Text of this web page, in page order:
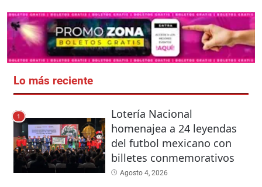
Lo más reciente
1
Lotería Nacional
homenajea a 24 leyendas
del futbol mexicano con
billetes conmemorativos
Agosto 4, 2026